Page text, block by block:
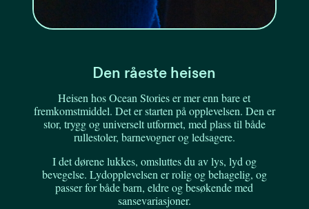
Den råeste heisen
Heisen hos Ocean Stories er mer enn bare et
fremkomstmiddel. Det er starten på opplevelsen. Den er
stor, trygg og universelt utformet, med plass til både
rullestoler, barnevogner og ledsagere.
I det dørene lukkes, omsluttes du av lys, lyd og
bevegelse. Lydopplevelsen er rolig og behagelig, og
passer for både barn, eldre og besøkende med
sansevariasjoner.